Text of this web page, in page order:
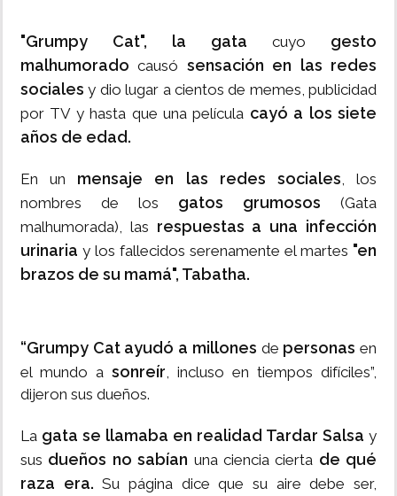
"Grumpy Cat", la gata cuyo gesto
malhumoradocausó sensación en las redes
sociales y dio lugar a cientos de memes, publicidad
por TV y hasta que una película cayó a los siete
años de edad.
En un mensaje en las redes sociales, los
nombres de los gatos grumosos (Gata
malhumorada), las respuestas a una infección
urinaria y los fallecidos serenamente el martes "en
brazos de su mamá", Tabatha.
“Grumpy Cat ayudó a millones de personasen
el mundo a sonreír, incluso en tiempos difíciles”,
dijeron sus dueños.
La gata se llamaba en realidad Tardar Salsa y
sus dueños no sabían una ciencia cierta de qué
raza era. Su página dice que su aire debe ser,